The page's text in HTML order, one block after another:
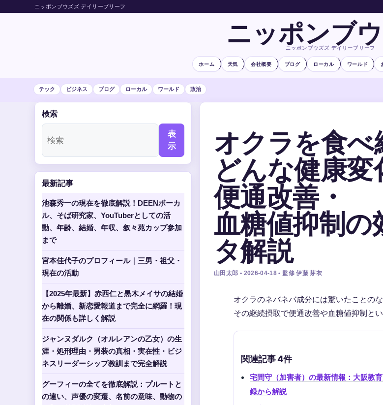
ニッポンブウズズ デイリーブリーフ
ニッポンブ
ニッポンブウズズ デイリーブリーフ
ホーム 天気 会社概要 ブログ ローカル ワールド
テック ビジネス ブログ ローカル ワールド 政治
オクラを食べ
どんな健康変
便通改善・
血糖値抑制
タ解説
山田太郎 • 2026-04-18 • 監修 伊藤 芽衣
オクラのネバネバ成分には驚いたことの
その継続摂取で便通改善や血糖値抑制と
関連記事 4件
宅間守（加害者）の最新情報：大阪教
録から解説
検索
表
示
最新記事
池森秀一の現在を徹底解説！DEENボーカ
ル、そば研究家、YouTuberとしての活
動、年齢、結婚、年収、叙々苑カップ参加
まで
宮本佳代子のプロフィール｜三男・祖父・
現在の活動
【2025年最新】赤西仁と黒木メイサの結婚
から離婚、新恋愛報道まで完全に網羅！現
在の関係も詳しく解説
ジャンヌダルク（オルレアンの乙女）の生
涯・処刑理由・男装の真相・実在性・ビジ
ネスリーダーシップ教訓まで完全解説
グーフィーの全てを徹底解説：プルートと
の違い、声優の変遷、名前の意味、動物の